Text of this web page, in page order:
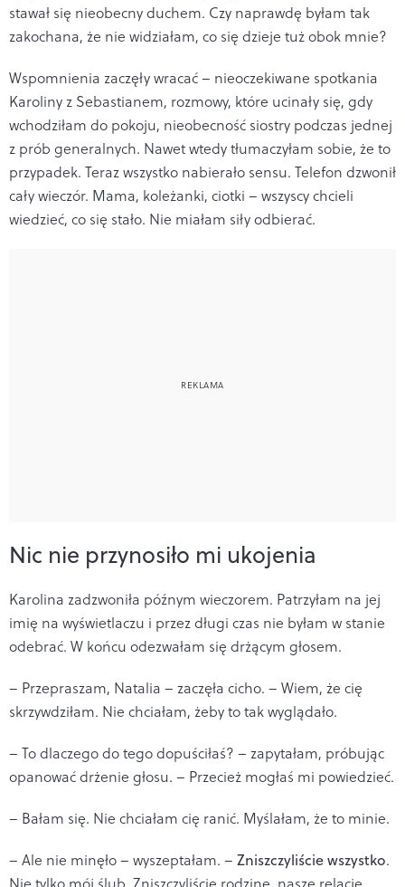
stawał się nieobecny duchem. Czy naprawdę byłam tak
zakochana, że nie widziałam, co się dzieje tuż obok mnie?
Wspomnienia zaczęły wracać – nieoczekiwane spotkania
Karoliny z Sebastianem, rozmowy, które ucinały się, gdy
wchodziłam do pokoju, nieobecność siostry podczas jednej
z prób generalnych. Nawet wtedy tłumaczyłam sobie, że to
przypadek. Teraz wszystko nabierało sensu. Telefon dzwonił
cały wieczór. Mama, koleżanki, ciotki – wszyscy chcieli
wiedzieć, co się stało. Nie miałam siły odbierać.
Nic nie przynosiło mi ukojenia
Karolina zadzwoniła późnym wieczorem. Patrzyłam na jej
imię na wyświetlaczu i przez długi czas nie byłam w stanie
odebrać. W końcu odezwałam się drżącym głosem.
– Przepraszam, Natalia – zaczęła cicho. – Wiem, że cię
skrzywdziłam. Nie chciałam, żeby to tak wyglądało.
– To dlaczego do tego dopuściłaś? – zapytałam, próbując
opanować drżenie głosu. – Przecież mogłaś mi powiedzieć.
– Bałam się. Nie chciałam cię ranić. Myślałam, że to minie.
– Ale nie minęło – wyszeptałam. – Zniszczyliście wszystko.